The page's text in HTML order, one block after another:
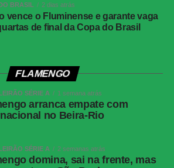
Rodrigues de Souza
Ang Ribeiro e Cipriano da Silva Sousa
Gabriel Pinheiro, Titi, Marcos Paulo e
(Nathan); Raí, Lucas Mineiro, Patrick
(Diogo Barbosa); Fábio Lima (Amarilla),
Paulo (Pablo) e Alisson Safira (Luan).
Maurício Barbieri.
Lodi; Cissé (Igor Gomes), Alan Franco
Bernard (Dudu) e Victor Hugo
BRASIL 2 dias atrás
vence o Fluminense e garante vaga
de final da Copa do Brasil
FLAMENGO
SÉRIE A 1 semana atrás
arranca empate com
no Beira-Rio
SÉRIE A 2 semanas atrás
domina, sai na frente, mas